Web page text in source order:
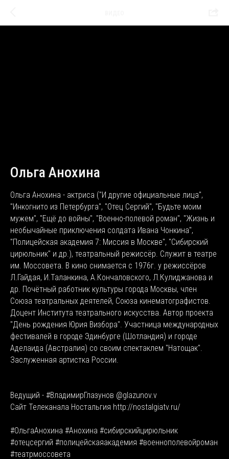
Ольга Анохина
Ольга Анохина - актриса ("И другие официальные лица",
"Инкогнито из Петербурга", "Отец Сергий", "Будьте моим
мужем", "Ещё до войны", "Военно-полевой роман", "Жизнь и
необычайные приключения солдата Ивана Чонкина",
"Полицейская академия 7: Миссия в Москве", "Сибирский
цирюльник" и др.), театральный режиссёр. Служит в театре
им. Моссовета. В кино снимается с 1976г. у режиссёров
Л.Гайдая, И.Таланкина, А.Кончаловского, Л.Кулиджанова и
др. Почётный работник культуры города Москвы, член
Союза театральных деятелей, Союза кинематографистов.
Доцент Института театрального искусства. Автор проекта
"День рождения Юрия Визбора". Участница международных
фестивалей в городе Эдинбурге (Шотландия) и городе
Аделаида (Австралия) со своим спектаклем "Натощак".
Заслуженная артистка России.
Ведущий - #ВладимирГлазунов @glazunov.v
Сайт Телеканала Ностальгия http://nostalgiatv.ru/
#ОльгаАнохина #Анохина #сибирскийцирюльник
#отецсергий #полицейскаяакадемия #военнополевойроман
#театрмоссовета